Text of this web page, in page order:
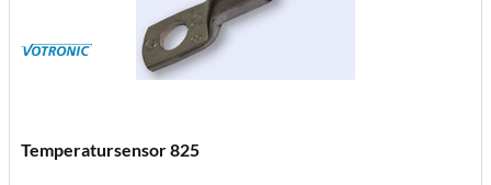
Temperatursensor 825